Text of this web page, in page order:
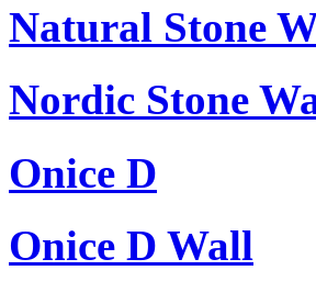
Natural Stone
Nordic Stone
Onice D
Onice D Wall